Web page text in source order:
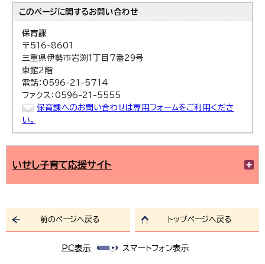
このページに関するお問い合わせ
保育課
〒516-8601
三重県伊勢市岩渕1丁目7番29号
東館2階
電話：0596-21-5714
ファクス：0596-21-5555
保育課へのお問い合わせは専用フォームをご利用くださ
い。
いせし子育て応援サイト
前のページへ戻る トップページへ戻る
PC表示 スマートフォン表示